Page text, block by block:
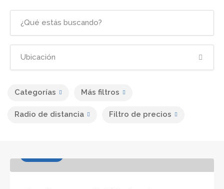
Categorías Más filtros
Radio de distancia Filtro de precios